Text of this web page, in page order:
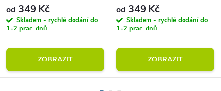
od 349 Kč
Skladem - rychlé dodání do
1-2 prac. dnů
ZOBRAZIT
od 349 Kč
Skladem - rychlé dodání do
1-2 prac. dnů
ZOBRAZIT